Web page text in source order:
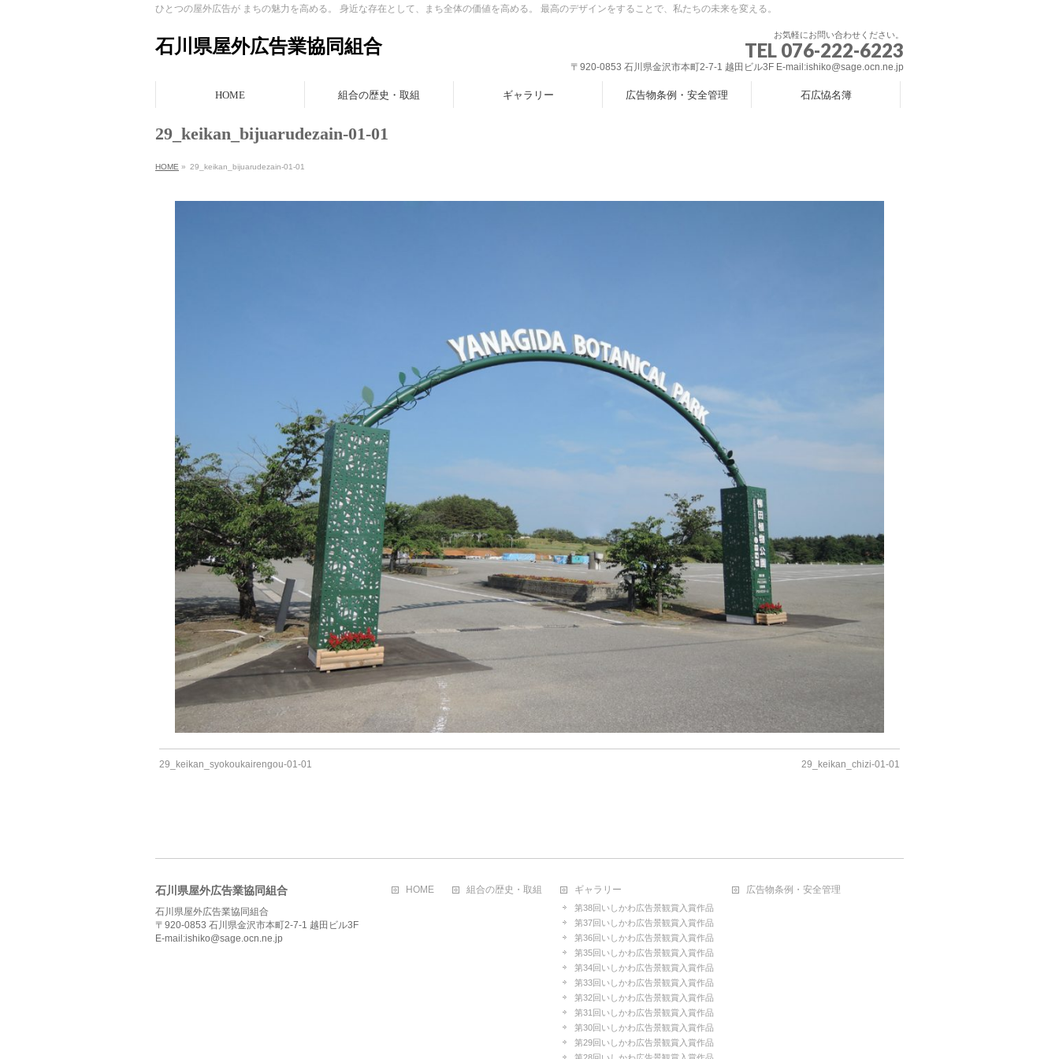
ひとつの屋外広告が まちの魅力を高める。 身近な存在として、まち全体の価値を高める。 最高のデザインをすることで、私たちの未来を変える。
石川県屋外広告業協同組合
お気軽にお問い合わせください。
TEL 076-222-6223
〒920-0853 石川県金沢市本町2-7-1 越田ビル3F E-mail:ishiko@sage.ocn.ne.jp
HOME 組合の歴史・取組 ギャラリー 広告物条例・安全管理 石広恊名簿
29_keikan_bijuarudezain-01-01
HOME » 29_keikan_bijuarudezain-01-01
29_keikan_syokoukairengou-01-01 29_keikan_chizi-01-01
石川県屋外広告業協同組合
石川県屋外広告業協同組合
〒920-0853 石川県金沢市本町2-7-1 越田ビル3F
E-mail:ishiko@sage.ocn.ne.jp
HOME 組合の歴史・取組 ギャラリー
第38回いしかわ広告景観賞入賞作品
第37回いしかわ広告景観賞入賞作品
第36回いしかわ広告景観賞入賞作品
第35回いしかわ広告景観賞入賞作品
第34回いしかわ広告景観賞入賞作品
第33回いしかわ広告景観賞入賞作品
第32回いしかわ広告景観賞入賞作品
第31回いしかわ広告景観賞入賞作品
第30回いしかわ広告景観賞入賞作品
第29回いしかわ広告景観賞入賞作品
広告物条例・安全管理